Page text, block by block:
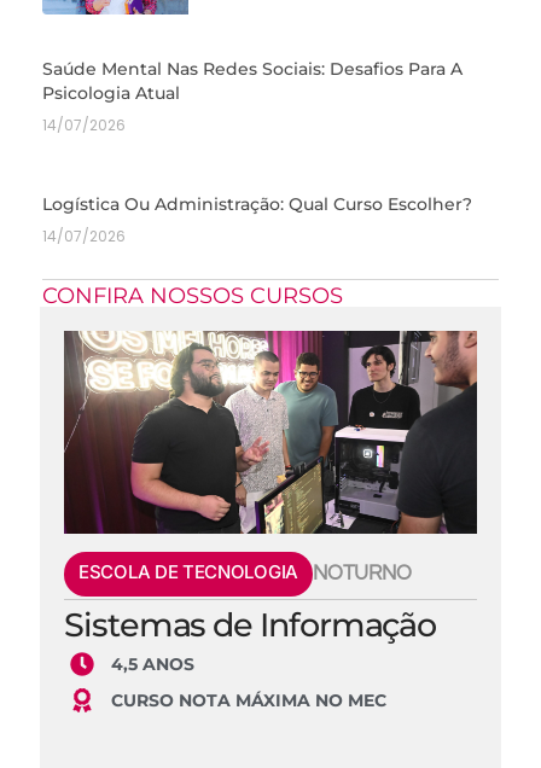
Saúde Mental Nas Redes Sociais: Desafios Para A
Psicologia Atual
14/07/2026
Logística Ou Administração: Qual Curso Escolher?
14/07/2026
CONFIRA NOSSOS CURSOS
ESCOLA DE TECNOLOGIA NOTURNO
Sistemas de Informação
4,5 ANOS
CURSO NOTA MÁXIMA NO MEC